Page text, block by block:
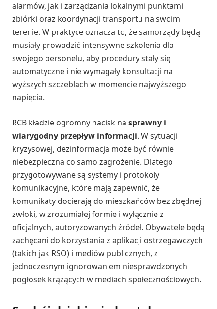
alarmów, jak i zarządzania lokalnymi punktami
zbiórki oraz koordynacji transportu na swoim
terenie. W praktyce oznacza to, że samorządy będą
musiały prowadzić intensywne szkolenia dla
swojego personelu, aby procedury stały się
automatyczne i nie wymagały konsultacji na
wyższych szczeblach w momencie najwyższego
napięcia.
RCB kładzie ogromny nacisk na sprawny i
wiarygodny przepływ informacji. W sytuacji
kryzysowej, dezinformacja może być równie
niebezpieczna co samo zagrożenie. Dlatego
przygotowywane są systemy i protokoły
komunikacyjne, które mają zapewnić, że
komunikaty docierają do mieszkańców bez zbędnej
zwłoki, w zrozumiałej formie i wyłącznie z
oficjalnych, autoryzowanych źródeł. Obywatele będą
zachęcani do korzystania z aplikacji ostrzegawczych
(takich jak RSO) i mediów publicznych, z
jednoczesnym ignorowaniem niesprawdzonych
pogłosek krążących w mediach społecznościowych.